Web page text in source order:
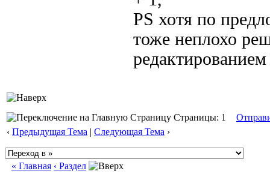
PS хотя по
тоже неплохо
Страницы: 1
‹ Предыдущая Тема | Следующая Тема ›
« Главная ‹ Раздел